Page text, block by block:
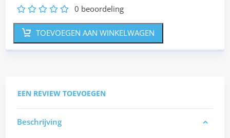
5
4
3
2 0 beoordeling
TOEVOEGEN AAN WINKELWAGEN
EEN REVIEW TOEVOEGEN
Beschrijving